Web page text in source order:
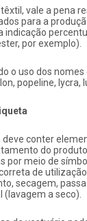
vale a pena
para a
indicação
por exemplo).
o uso dos
popeline, lycra,
conter
do
por meio de
de
secagem,
a seco).